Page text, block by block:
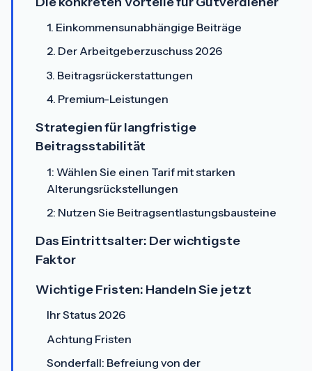
1. Einkommensunabhängige Beiträge
2. Der Arbeitgeberzuschuss 2026
3. Beitragsrückerstattungen
4. Premium-Leistungen
Strategien für langfristige
Beitragsstabilität
1: Wählen Sie einen Tarif mit starken
Alterungsrückstellungen
2: Nutzen Sie Beitragsentlastungsbausteine
Das Eintrittsalter: Der wichtigste
Faktor
Wichtige Fristen: Handeln Sie jetzt
Ihr Status 2026
Achtung Fristen
Sonderfall: Befreiung von der